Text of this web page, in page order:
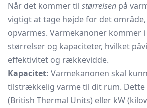
Når det kommer til størrelsen på
vigtigt at tage højde for det
opvarmes. Varmekanoner kommer
størrelser og kapaciteter, hvilket
effektivitet og rækkevidde.
Kapacitet: Varmekanonen skal
tilstrækkelig varme til dit rum. Dette
(British Thermal Units) eller kW